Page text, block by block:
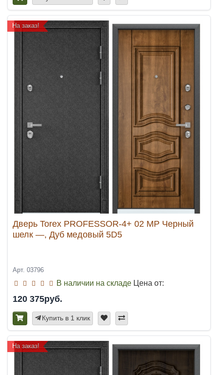
На заказ!
Дверь Torex PROFESSOR-4+ 02 MP Черный
шелк —, Дуб медовый 5D5
Арт. 03796
В наличии на складе Цена от:
120 375руб.
Купить в 1 клик
На заказ!